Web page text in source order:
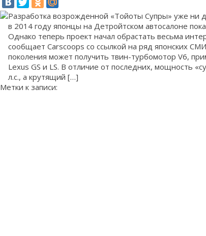
Разработка возрожденной «Тойоты Супры» уже ни
в 2014 году японцы на Детройтском автосалоне
Однако теперь проект начал обрастать весьма
сообщает Carscoops со ссылкой на ряд японских
поколения может получить твин-турбомотор V6,
Lexus GS и LS. В отличие от последних, мощность
л.с., а крутящий […]
Метки к записи: